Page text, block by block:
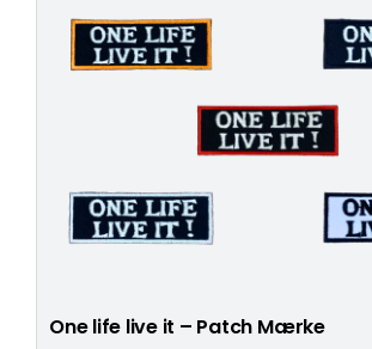
One life live it – Patch Mærke